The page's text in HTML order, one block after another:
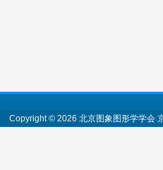
Copyright © 2026 北京图象图形学学会